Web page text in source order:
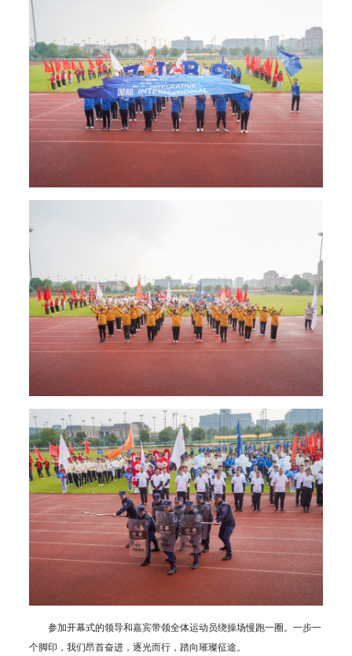
参加开幕式的领导和嘉宾带领全体运动员绕操场慢跑一圈。一步一
个脚印，我们昂首奋进，逐光而行，踏向璀璨征途。